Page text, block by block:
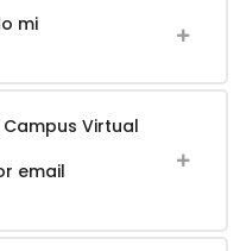
mi
Virtual
email